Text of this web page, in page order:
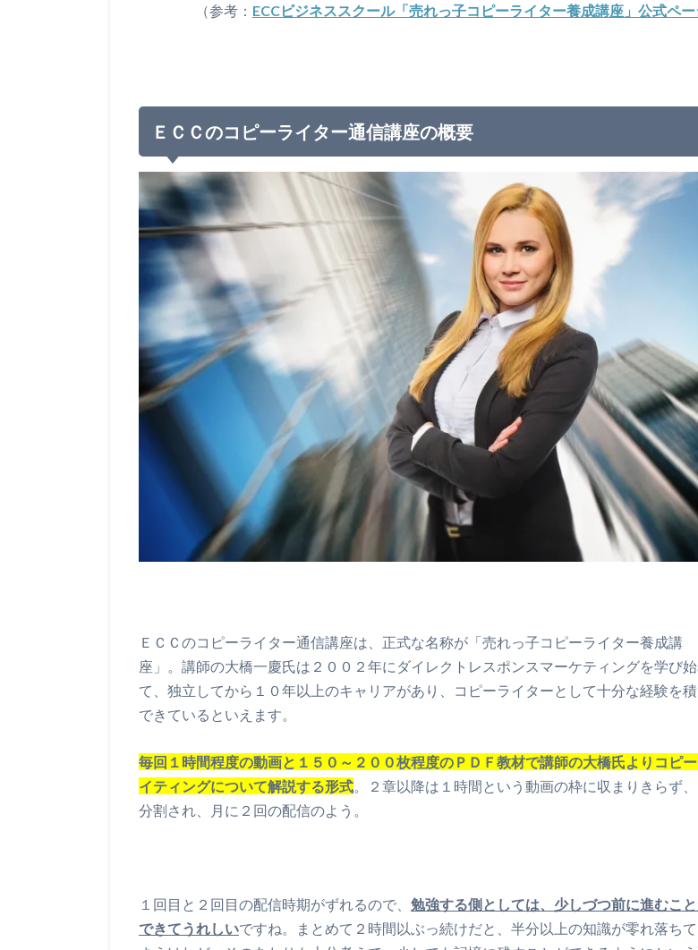
（参考： ECCビジネススクール「売れっ子コピーライター養成講座」公式ペ
ＥＣＣのコピーライター通信講座の概要
ＥＣＣのコピーライター通信講座は、正式な名称が「売れっ子コピーライター養成講
座」。講師の大橋一慶氏は２００２年にダイレクトレスポンスマーケティングを学び
て、独立してから１０年以上のキャリアがあり、コピーライターとして十分な経験を
できているといえます。
毎回１時間程度の動画と１５０～２００枚程度のＰＤＦ教材で講師の大橋氏よりコピ
イティングについて解説する形式。２章以降は１時間という動画の枠に収まりきらず、
分割され、月に２回の配信のよう。
１回目と２回目の配信時期がずれるので、 勉強する側としては、少しづつ前に進むこ
できてうれしいですね。まとめて２時間以ぶっ続けだと、半分以上の知識が零れ落ち